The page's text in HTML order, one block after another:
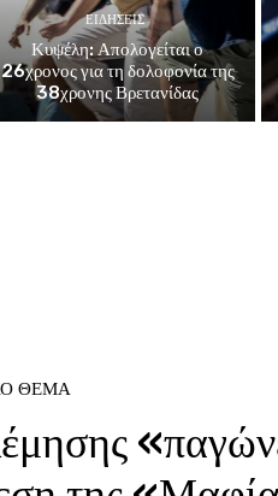
ΕΙΔΗΣΕΙΣ
Κυψέλη: Απολογείται ο
26χρονος για τη δολοφονία της
38χρονης Βρετανίδας